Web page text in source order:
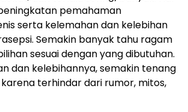
pemahaman
serta kelemahan dan kelebihan
Semakin banyak tahu ragam
sesuai dengan yang dibutuhan.
dan kelebihannya, semakin tenang
terhindar dari rumor, mitos,